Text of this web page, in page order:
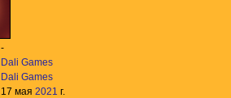
-
Dali Games
Dali Games
17 мая 2021 г.